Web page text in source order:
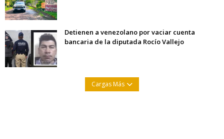
Detienen a venezolano por vaciar cuenta
bancaria de la diputada Rocío Vallejo
Cargas Más